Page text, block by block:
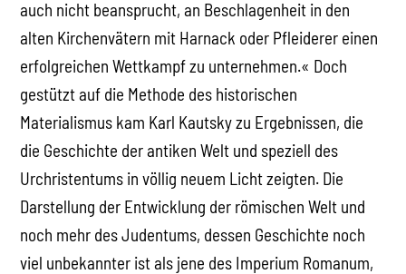
auch nicht beansprucht, an Beschlagenheit in den
alten Kirchenvätern mit Harnack oder Pfleiderer einen
erfolgreichen Wettkampf zu unternehmen.« Doch
gestützt auf die Methode des historischen
Materialismus kam Karl Kautsky zu Ergebnissen, die
die Geschichte der antiken Welt und speziell des
Urchristentums in völlig neuem Licht zeigten. Die
Darstellung der Entwicklung der römischen Welt und
noch mehr des Judentums, dessen Geschichte noch
viel unbekannter ist als jene des Imperium Romanum,